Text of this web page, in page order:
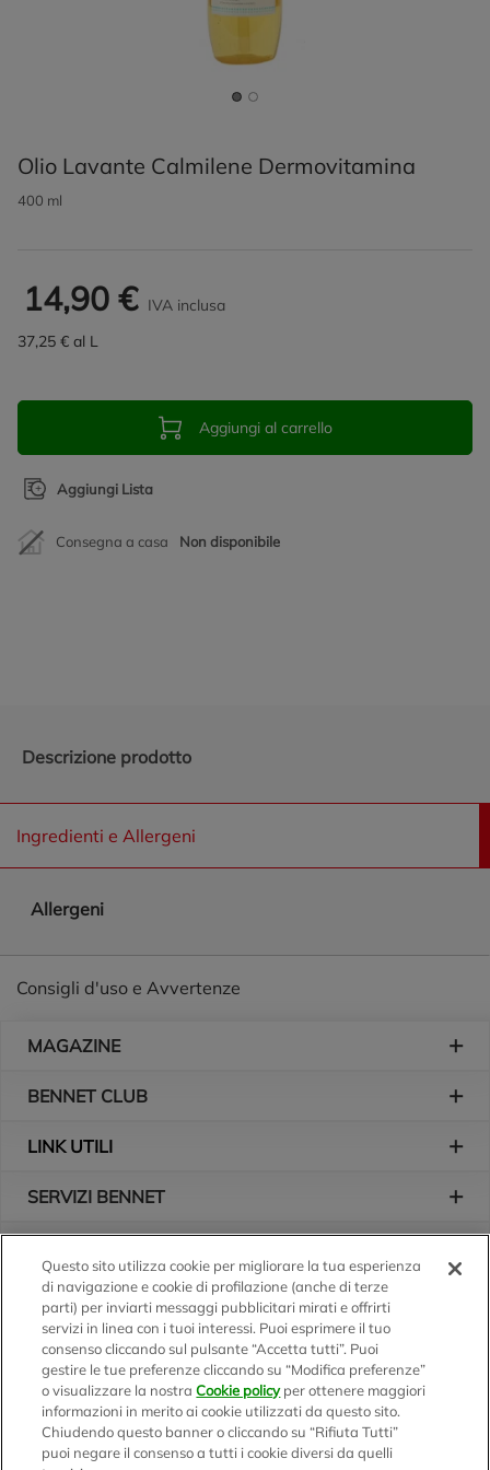
Olio Lavante Calmilene Dermovitamina
400 ml
14,90 € IVA inclusa
37,25 € al L
Aggiungi al carrello
Aggiungi Lista
Consegna a casa Non disponibile
Descrizione prodotto
Ingredienti e Allergeni
Allergeni
Consigli d'uso e Avvertenze
MAGAZINE
BENNET CLUB
LINK UTILI
SERVIZI BENNET
Logo Bennet
Seguici sui nostri canali
Scarica l'app
Questo sito utilizza cookie per migliorare la tua esperienza
di navigazione e cookie di profilazione (anche di terze
parti) per inviarti messaggi pubblicitari mirati e offrirti
servizi in linea con i tuoi interessi. Puoi esprimere il tuo
consenso cliccando sul pulsante “Accetta tutti”. Puoi
gestire le tue preferenze cliccando su “Modifica preferenze”
o visualizzare la nostraCookie policyper ottenere maggiori
informazioni in merito ai cookie utilizzati da questo sito.
Chiudendo questo banner o cliccando su “Rifiuta Tutti”
puoi negare il consenso a tutti i cookie diversi da quelli